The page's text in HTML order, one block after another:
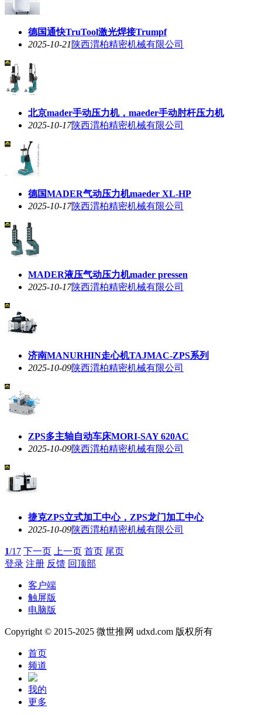
德国通快TruTool激光焊接Trumpf
2025-10-21 陕西渭柏精密机械有限公司
北京mader手动压力机，maeder手动肘杆压力机
2025-10-17陕西渭柏精密机械有限公司
德国MADER气动压力机maeder XL-HP
2025-10-17陕西渭柏精密机械有限公司
MADER液压气动压力机mader pressen
2025-10-17陕西渭柏精密机械有限公司
济南MANURHIN走心机TAJMAC-ZPS系列
2025-10-09陕西渭柏精密机械有限公司
ZPS多主轴自动车床MORI-SAY 620AC
2025-10-09陕西渭柏精密机械有限公司
捷克ZPS立式加工中心，ZPS龙门加工中心
2025-10-09陕西渭柏精密机械有限公司
1/17 下一页 上一页 首页 尾页
登录 注册 反馈 回顶部
客户端
触屏版
电脑版
Copyright © 2015-2025 微世推网 udxd.com 版权所有
首页
频道
我的
更多